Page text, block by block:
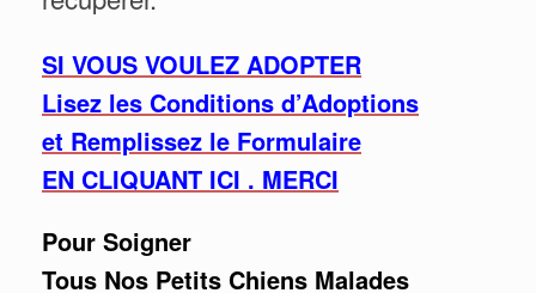
SI VOUS VOULEZ ADOPTER
Lisez les Conditions d’Adoptions
et Remplissez le Formulaire
EN CLIQUANT ICI . MERCI
Pour Soigner
Tous Nos Petits Chiens Malades